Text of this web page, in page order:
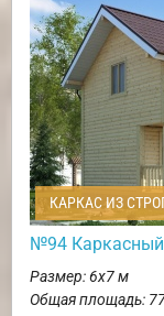
КАРКАС ИЗ
№94 Каркасный
Размер: 6х7 м
Общая площадь: